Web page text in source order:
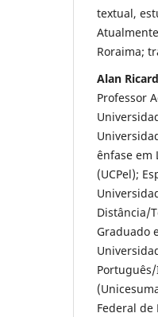
textual,
Roraima;
Alan
Professor
ênfase em
(UCPel);
Distância/
Graduado
Federal de